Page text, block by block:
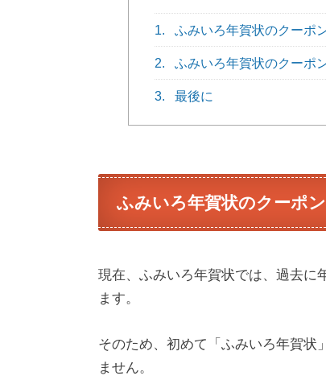
1. ふみいろ年賀状のクーポ
2. ふみいろ年賀状のクーポ
3. 最後に
ふみいろ年賀状のクーポ
現在、ふみいろ年賀状では、過去に
ます。
そのため、初めて「ふみいろ年賀状
ません。